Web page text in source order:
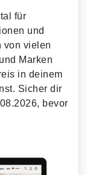
für
und
von vielen
Marken
in deinem
Sicher dir
bevor